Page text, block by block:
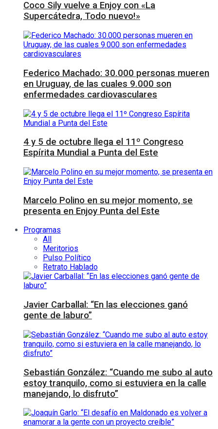
Coco Sily vuelve a Enjoy con «La
Supercátedra, Todo nuevo!»
Federico Machado: 30.000 personas mueren
en Uruguay, de las cuales 9.000 son
enfermedades cardiovasculares
4 y 5 de octubre llega el 11º Congreso
Espírita Mundial a Punta del Este
Marcelo Polino en su mejor momento, se
presenta en Enjoy Punta del Este
Programas
All
Meritorios
Pulso Político
Retrato Hablado
Javier Carballal: “En las elecciones ganó
gente de laburo”
Sebastián González: “Cuando me subo al auto
estoy tranquilo, como si estuviera en la calle
manejando, lo disfruto”